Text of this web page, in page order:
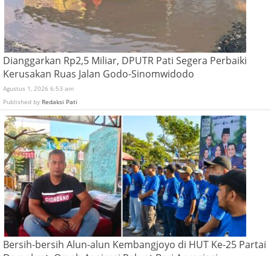
Dianggarkan Rp2,5 Miliar, DPUTR Pati Segera Perbaiki
Kerusakan Ruas Jalan Godo-Sinomwidodo
Agustus 1, 2026 6:53 am
Published by Redaksi Pati
Bersih-bersih Alun-alun Kembangjoyo di HUT Ke-25 Partai